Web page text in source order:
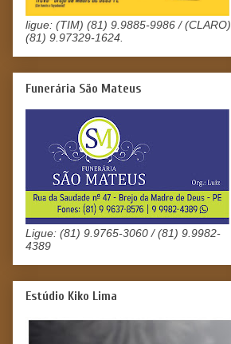
ligue: (TIM) (81) 9.9885-9986 / (CLARO)
(81) 9.97329-1624.
Funerária São Mateus
Ligue: (81) 9.9765-3060 / (81) 9.9982-
4389
Estúdio Kiko Lima